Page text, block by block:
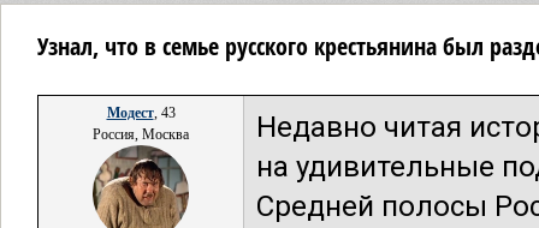
Узнал, что в семье русского крестьянина был
Модест, 43
Россия, Москва
Недавно читая
на удивительные
Средней полосы